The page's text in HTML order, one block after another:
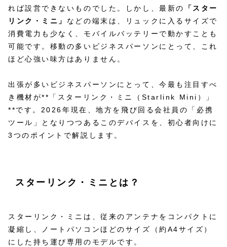
れば設営できないものでした。しかし、最新の
「スター
リンク・ミニ」 などの端末は、リュックに入るサイズで
消費電力も少なく、モバイルバッテリーで動かすことも
可能です。移動の多いビジネスパーソンにとって、これ
ほど心強い味方はありません。
出張が多いビジネスパーソンにとって、今最も注目すべ
き機材が**「スターリンク・ミニ（Starlink Mini）」
**です。2026年現在、地方を飛び回る会社員の「必携
ツール」となりつつあるこのデバイスを、初心者向けに
3つのポイントで解説します。
スターリンク・ミニとは？
スターリンク・ミニは、従来のアンテナをコンパクトに
凝縮し、ノートパソコンほどのサイズ（約A4サイズ）
にした持ち運び専用のモデルです。